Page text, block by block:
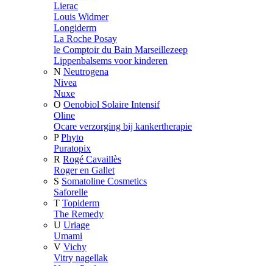
Lierac
Louis Widmer
Longiderm
La Roche Posay
le Comptoir du Bain Marseillezeep
Lippenbalsems voor kinderen
N Neutrogena
Nivea
Nuxe
O Oenobiol Solaire Intensif
Oline
Ocare verzorging bij kankertherapie
P Phyto
Puratopix
R Rogé Cavaillès
Roger en Gallet
S Somatoline Cosmetics
Saforelle
T Topiderm
The Remedy
U Uriage
Umami
V Vichy
Vitry nagellak